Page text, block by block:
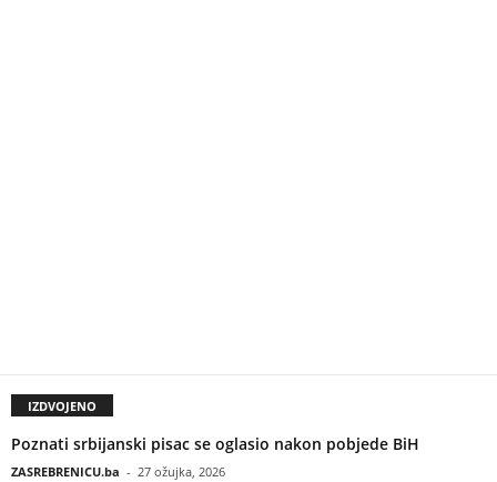
IZDVOJENO
Poznati srbijanski pisac se oglasio nakon pobjede BiH
ZASREBRENICU.ba - 27 ožujka, 2026